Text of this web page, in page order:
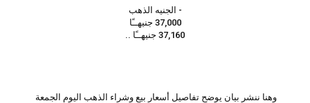
- الجنيه الذهب
37,000 جنيهــًا
37,160 جنيهــًا ..
وهنا ننشر بيان يوضح تفاصيل أسعار بيع وشراء الذهب اليوم الجمعة